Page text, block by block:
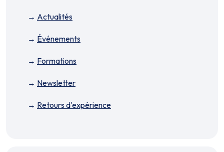
Actualités
Événements
Formations
Newsletter
Retours d'expérience